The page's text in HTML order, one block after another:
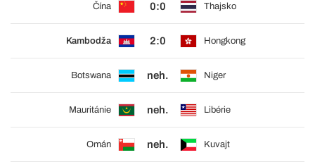
Čína 0:0 Thajsko
Kambodža 2:0 Hongkong
Botswana neh. Niger
Mauritánie neh. Libérie
Omán neh. Kuvajt